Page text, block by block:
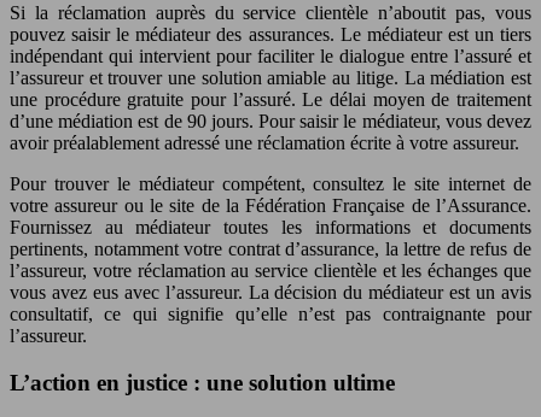
Si la réclamation auprès du service clientèle n’aboutit pas, vous
pouvez saisir le médiateur des assurances. Le médiateur est un tiers
indépendant qui intervient pour faciliter le dialogue entre l’assuré et
l’assureur et trouver une solution amiable au litige. La médiation est
une procédure gratuite pour l’assuré. Le délai moyen de traitement
d’une médiation est de 90 jours. Pour saisir le médiateur, vous devez
avoir préalablement adressé une réclamation écrite à votre assureur.
Pour trouver le médiateur compétent, consultez le site internet de
votre assureur ou le site de la Fédération Française de l’Assurance.
Fournissez au médiateur toutes les informations et documents
pertinents, notamment votre contrat d’assurance, la lettre de refus de
l’assureur, votre réclamation au service clientèle et les échanges que
vous avez eus avec l’assureur. La décision du médiateur est un avis
consultatif, ce qui signifie qu’elle n’est pas contraignante pour
l’assureur.
L’action en justice : une solution ultime